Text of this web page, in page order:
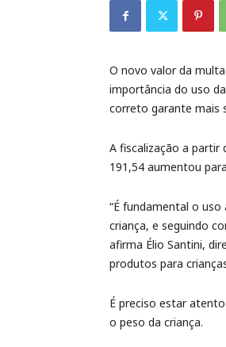
O novo valor da
importância do uso
correto garante mais
A fiscalização a partir
191,54 aumentou
“É fundamental o
criança, e seguindo
afirma Élio Santini,
produtos para
É preciso estar
o peso da criança.